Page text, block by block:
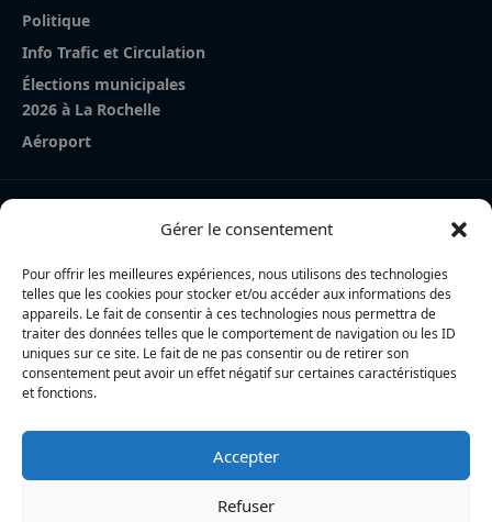
Gérer le consentement
Pour offrir les meilleures expériences, nous utilisons des technologies
telles que les cookies pour stocker et/ou accéder aux informations des
appareils. Le fait de consentir à ces technologies nous permettra de
traiter des données telles que le comportement de navigation ou les ID
uniques sur ce site. Le fait de ne pas consentir ou de retirer son
consentement peut avoir un effet négatif sur certaines caractéristiques
et fonctions.
Accepter
Refuser
Politique
Info Trafic et Circulation
Élections municipales
2026 à La Rochelle
Aéroport
voiture à Périgny, une femme en urgence absolue
Charente-Maritime : la directrice de la police nationale,
Myriam Akkari, sur le départ vers le Haut-Rhin
Incendie à la gare de La Rochelle : près de 20 m² de
toiture brûlés, l’origine accidentelle privilégiée
L’actualité locale en continu à La Rochelle et en Charente-